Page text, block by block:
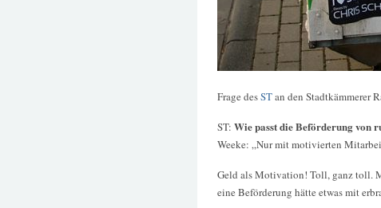
Frage desSTan den Stadtkämmerer
ST: Wie passt die Beförderung von
Weeke: „Nur mit motivierten
Geld als Motivation! Toll, ganz toll.
eine Beförderung hätte etwas mit